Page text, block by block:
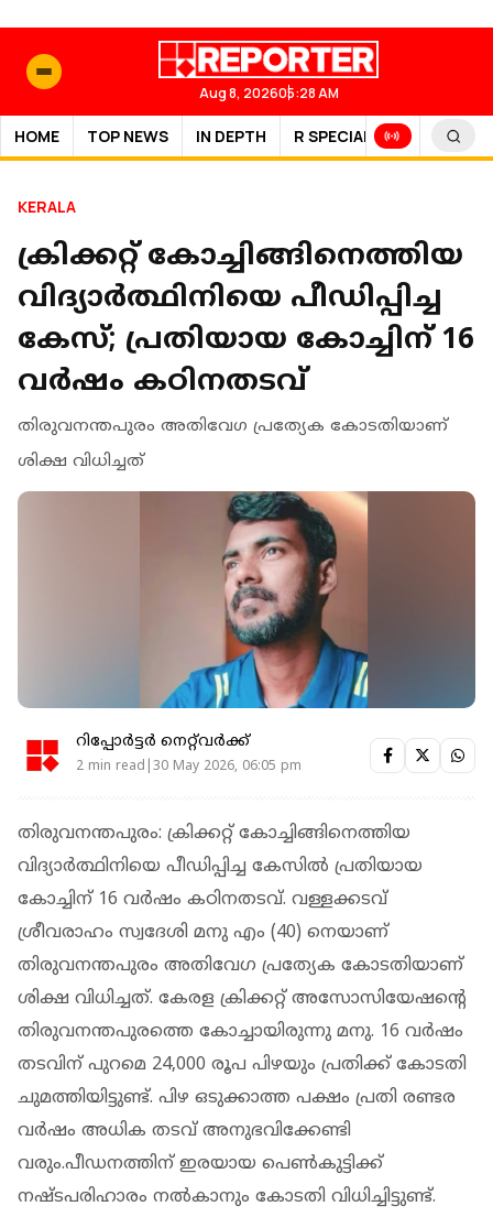
Aug 8, 202605:28 AM
HOME TOP NEWS IN DEPTH R SPECIAL SPORTS
KERALA
ക്രിക്കറ്റ് കോച്ചിങ്ങിനെത്തിയ
വിദ്യാർത്ഥിനിയെ പീഡിപ്പിച്ച
കേസ്; പ്രതിയായ കോച്ചിന് 16
വർഷം കഠിനതടവ്
തിരുവനന്തപുരം അതിവേഗ പ്രത്യേക കോടതിയാണ്
ശിക്ഷ വിധിച്ചത്
റിപ്പോർട്ടർ നെറ്റ്‌വര്‍ക്ക്‌
2 min read|30 May 2026, 06:05 pm
തിരുവനന്തപുരം: ക്രിക്കറ്റ് കോച്ചിങ്ങിനെത്തിയ
വിദ്യാർത്ഥിനിയെ പീഡിപ്പിച്ച കേസിൽ പ്രതിയായ
കോച്ചിന് 16 വർഷം കഠിനതടവ്. വള്ളക്കടവ്
ശ്രീവരാഹം സ്വദേശി മനു എം (40) നെയാണ്
തിരുവനന്തപുരം അതിവേഗ പ്രത്യേക കോടതിയാണ്
ശിക്ഷ വിധിച്ചത്. കേരള ക്രിക്കറ്റ് അസോസിയേഷൻ്റെ
തിരുവനന്തപുരത്തെ കോച്ചായിരുന്നു മനു. 16 വർഷം
തടവിന് പുറമെ 24,000 രൂപ പിഴയും പ്രതിക്ക് കോടതി
ചുമത്തിയിട്ടുണ്ട്. പിഴ ഒടുക്കാത്ത പക്ഷം പ്രതി രണ്ടര
വർഷം അധിക തടവ് അനുഭവിക്കേണ്ടി
വരും.പീഡനത്തിന് ഇരയായ പെൺകുട്ടിക്ക്
നഷ്ടപരിഹാരം നൽകാനും കോടതി വിധിച്ചിട്ടുണ്ട്.